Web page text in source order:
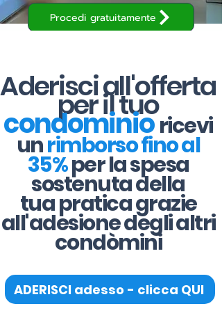
Procedi gratuitamente
Aderisci all'offerta
per il tuo
condominioricevi
unrimborso fino al
35%per la spesa
sostenuta della
tua pratica grazie
all'adesione degli altri
condòmini
ADERISCI adesso - clicca QUI